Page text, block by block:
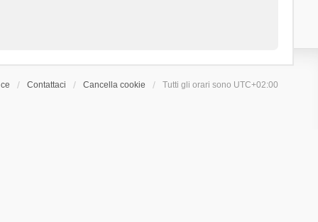
Contattaci Cancella cookie Tutti gli orari sono UTC+02:00